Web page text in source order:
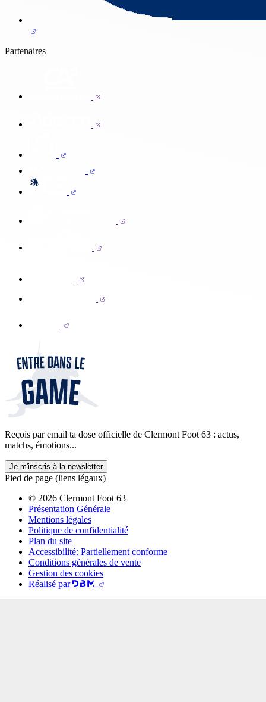
Partenaires
Reçois par email ta dose officielle de Clermont Foot 63 : actus,
matchs, émotions...
Je m'inscris à la newsletter
Pied de page (liens légaux)
© 2026 Clermont Foot 63
Présentation Générale
Mentions légales
Politique de confidentialité
Plan du site
Accessibilité: Partiellement conforme
Conditions générales de vente
Gestion des cookies
Réalisé par